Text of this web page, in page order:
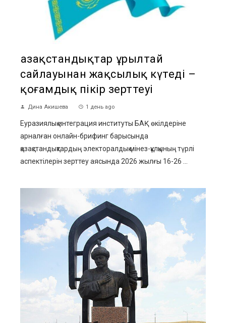
Қазақстандықтар Құрылтай
сайлауынан жақсылық күтеді –
қоғамдық пікір зерттеуі
Дина Акишева 1 день ago
Еуразиялық интеграция институты БАҚ өкілдеріне
арналған онлайн-брифинг барысында
қазақстандықтардың электоралдық мінез-құлқының түрлі
аспектілерін зерттеу аясында 2026 жылғы 16-26 ...